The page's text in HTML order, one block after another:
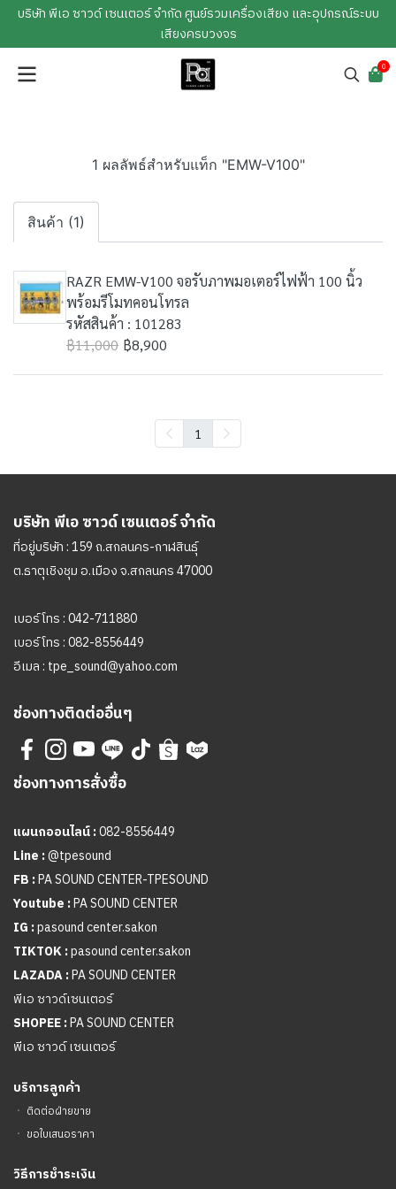
บริษัท พีเอ ซาวด์ เซนเตอร์ จำกัด ศูนย์รวมเครื่องเสียง และอุปกรณ์ระบบ
เสียงครบวงจร
0
1 ผลลัพธ์สำหรับแท็ก "EMW-V100"
สินค้า (1)
RAZR EMW-V100 จอรับภาพมอเตอร์ไฟฟ้า 100 นิ้ว
พร้อมรีโมทคอนโทรล
รหัสสินค้า : 101283
฿11,000 ฿8,900
1
บริษัท พีเอ ซาวด์ เซนเตอร์ จำกัด
ที่อยู่บริษัท : 159 ถ.สกลนคร-กาฬสินธุ์
ต.ธาตุเชิงชุม อ.เมือง จ.สกลนคร 47000
เบอร์โทร :042-711880
เบอร์โทร :082-8556449
อีเมล : tpe_sound@yahoo.com
ช่องทางติดต่ออื่นๆ
ช่องทางการสั่งซื้อ
แผนกออนไลน์ :082-8556449
Line :@tpesound
FB :PA SOUND CENTER-TPESOUND
Youtube :PA SOUND CENTER
IG :pasound center.sakon
TIKTOK :pasound center.sakon
LAZADA :PA SOUND CENTER
พีเอ ซาวด์เซนเตอร์
SHOPEE :PA SOUND CENTER
พีเอ ซาวด์ เซนเตอร์
บริการลูกค้า
ㆍ ติดต่อฝ่ายขาย
ㆍ ขอใบเสนอราคา
วิธีการชำระเงิน